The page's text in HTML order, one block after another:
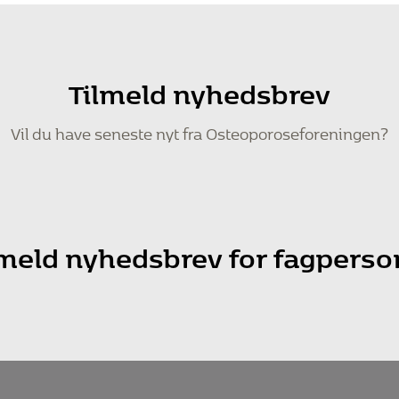
Tilmeld nyhedsbrev
Vil du have seneste nyt fra Osteoporoseforeningen?
nyhedsbrev for